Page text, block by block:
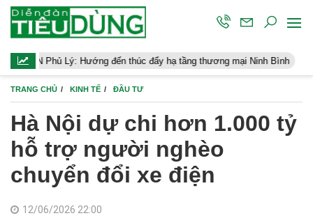
Lý: Hướng đến thúc đẩy hạ tầng thương mại Ninh Bình Điều
TRANG CHỦ KINH TẾ ĐẦU TƯ
Hà Nội dự chi hơn 1.000 tỷ
hỗ trợ người nghèo
chuyển đổi xe điện
12/06/2026 22:00